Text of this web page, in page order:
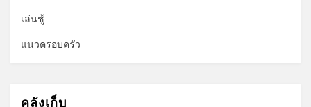
เล่นชู้
แนวครอบครัว
คลังเก็บ